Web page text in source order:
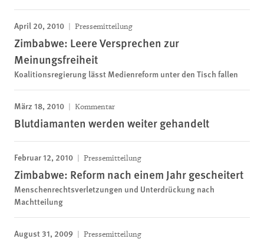
April 20, 2010 Pressemitteilung
Zimbabwe: Leere Versprechen zur
Meinungsfreiheit
Koalitionsregierung lässt Medienreform unter den Tisch fallen
März 18, 2010 Kommentar
Blutdiamanten werden weiter gehandelt
Februar 12, 2010 Pressemitteilung
Zimbabwe: Reform nach einem Jahr gescheitert
Menschenrechtsverletzungen und Unterdrückung nach
Machtteilung
August 31, 2009 Pressemitteilung